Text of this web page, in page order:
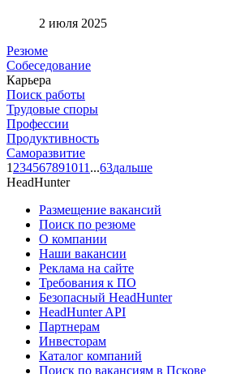
2 июля 2025
Резюме
Собеседование
Карьера
Поиск работы
Трудовые споры
Профессии
Продуктивность
Саморазвитие
1 234567891011 ...63дальше
HeadHunter
Размещение вакансий
Поиск по резюме
О компании
Наши вакансии
Реклама на сайте
Требования к ПО
Безопасный HeadHunter
HeadHunter API
Партнерам
Инвесторам
Каталог компаний
Поиск по вакансиям в Пскове